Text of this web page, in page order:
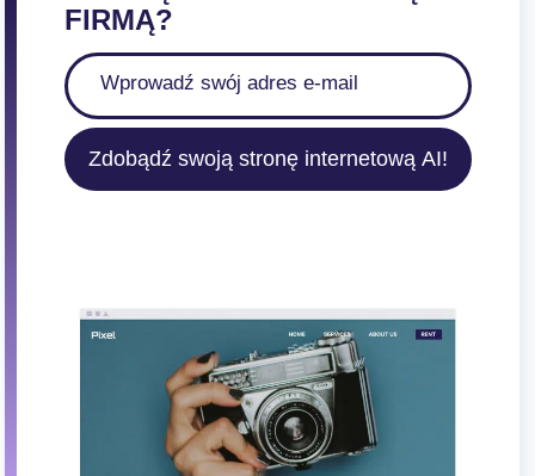
FIRMĄ?
Zdobądź swoją stronę internetową AI!